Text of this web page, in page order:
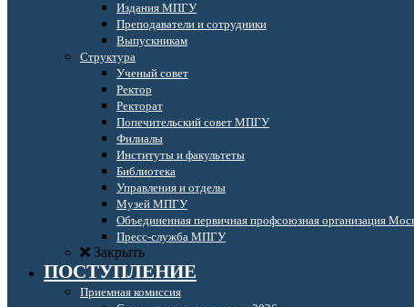
Издания МПГУ
Преподаватели и сотрудники
Выпускникам
Структура
Ученый совет
Ректор
Ректорат
Попечительский совет МПГУ
Филиалы
Институты и факультеты
Библиотека
Управления и отделы
Музей МПГУ
Объединенная первичная профсоюзная организация
Пресс-служба МПГУ
Закрыть
ПОСТУПЛЕНИЕ
Приемная комиссия